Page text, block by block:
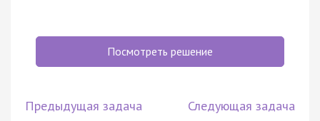
Посмотреть решение
Предыдущая задача Следующая задача